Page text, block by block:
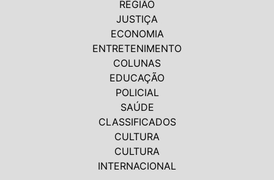
REGIÃO
JUSTIÇA
ECONOMIA
ENTRETENIMENTO
COLUNAS
EDUCAÇÃO
POLICIAL
SAÚDE
CLASSIFICADOS
CULTURA
CULTURA
INTERNACIONAL